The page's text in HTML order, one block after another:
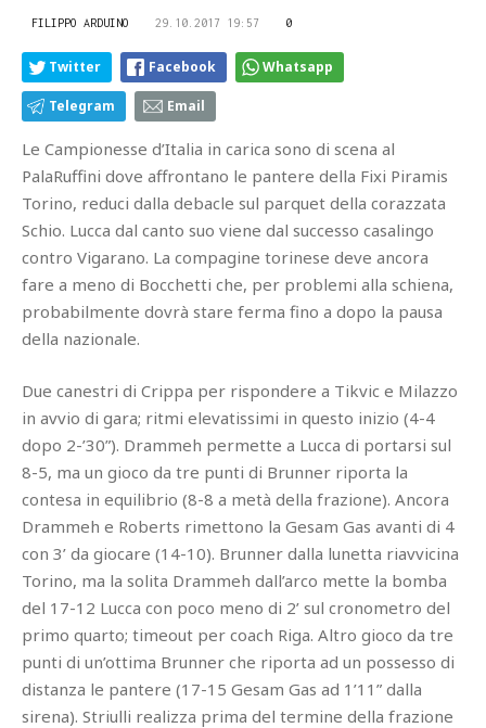
FILIPPO ARDUINO 29.10.2017 19:57 0
Twitter Facebook Whatsapp
Telegram Email
Le Campionesse d’Italia in carica sono di scena al
PalaRuffini dove affrontano le pantere della Fixi Piramis
Torino, reduci dalla debacle sul parquet della corazzata
Schio. Lucca dal canto suo viene dal successo casalingo
contro Vigarano. La compagine torinese deve ancora
fare a meno di Bocchetti che, per problemi alla schiena,
probabilmente dovrà stare ferma fino a dopo la pausa
della nazionale.
Due canestri di Crippa per rispondere a Tikvic e Milazzo
in avvio di gara; ritmi elevatissimi in questo inizio (4-4
dopo 2-’30”). Drammeh permette a Lucca di portarsi sul
8-5, ma un gioco da tre punti di Brunner riporta la
contesa in equilibrio (8-8 a metà della frazione). Ancora
Drammeh e Roberts rimettono la Gesam Gas avanti di 4
con 3’ da giocare (14-10). Brunner dalla lunetta riavvicina
Torino, ma la solita Drammeh dall’arco mette la bomba
del 17-12 Lucca con poco meno di 2’ sul cronometro del
primo quarto; timeout per coach Riga. Altro gioco da tre
punti di un’ottima Brunner che riporta ad un possesso di
distanza le pantere (17-15 Gesam Gas ad 1’11” dalla
sirena). Striulli realizza prima del termine della frazione